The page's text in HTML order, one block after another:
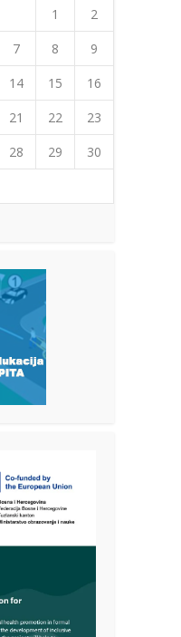
1
2
7 8
9
14 15
16
21 22
23
28 29
30